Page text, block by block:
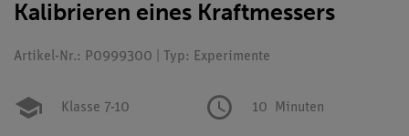
Kalibrieren eines Kraftmessers
Artikel-Nr.: P0999300 | Typ: Experimente
Klasse 7-10 10 Minuten